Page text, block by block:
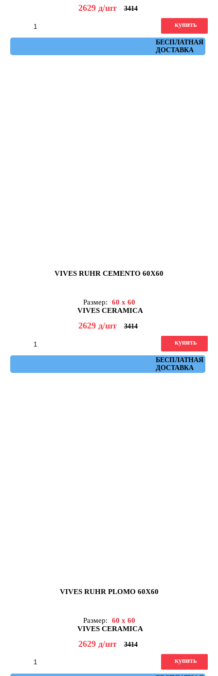
2629 д/шт 3414
БЕСПЛАТНАЯ
ДОСТАВКА
купить
VIVES RUHR CEMENTO 60X60
Размер:
60 x 60
VIVES CERAMICA
2629 д/шт 3414
БЕСПЛАТНАЯ
ДОСТАВКА
купить
VIVES RUHR PLOMO 60X60
Размер:
60 x 60
VIVES CERAMICA
2629 д/шт 3414
купить